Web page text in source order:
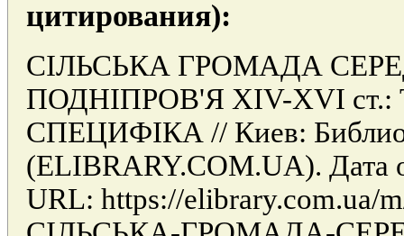
цитирования):
СІЛЬСЬКА ГРОМАДА
ПОДНІПРОВ'Я XIV-XVI ст.:
СПЕЦИФІКА // Киев:
(ELIBRARY.COM.UA). Дата
URL: https://elibrary.com.ua/